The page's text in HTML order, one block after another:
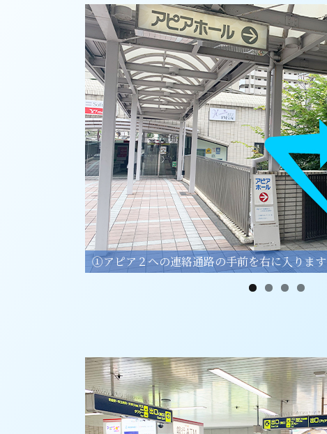
➀アピア２への連絡通路の手前を右に入ります
②まっすぐ進みます